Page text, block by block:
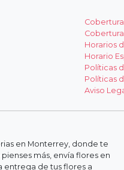
Horarios
Horario
Políticas
Políticas
Aviso
en Monterrey, donde te
más, envía flores en
entrega de tus flores a